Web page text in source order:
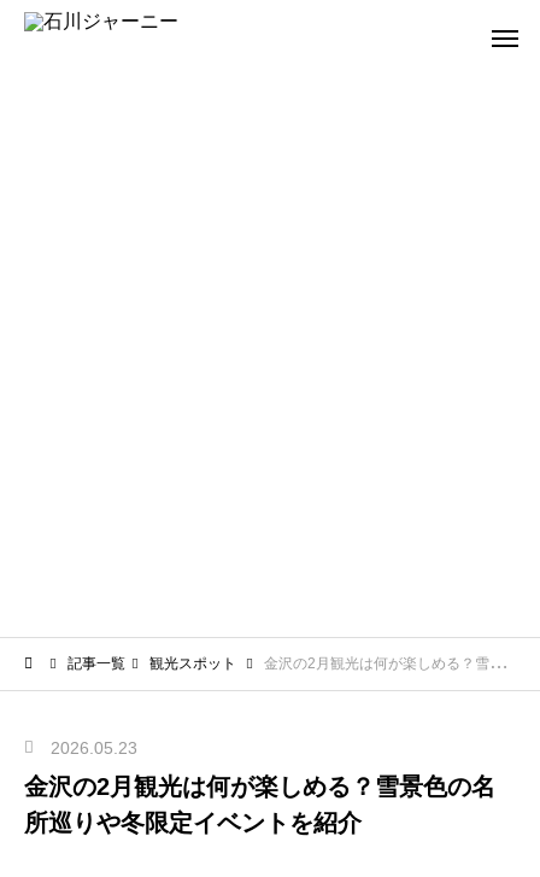
記事一覧 観光スポット 金沢の2月観光は何が楽しめる？雪景色の名所巡りや冬限定イベントを紹介
2026.05.23
金沢の2月観光は何が楽しめる？雪景色の名
所巡りや冬限定イベントを紹介